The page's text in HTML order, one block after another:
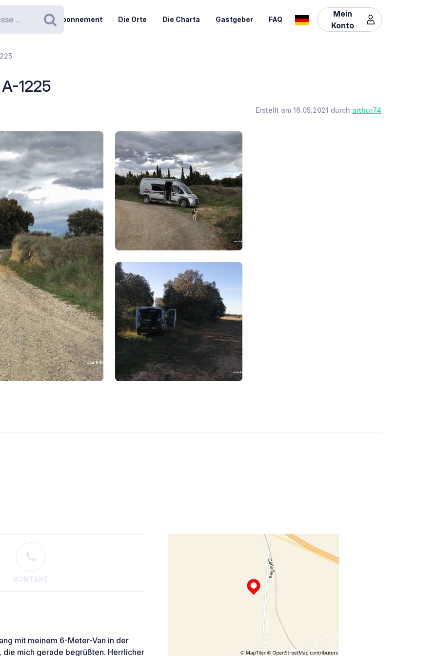
Suchen
Abonnement Die Orte Die Charta Gastgeber FAQ
Mein
Konto
1225
Erstellt am 16.05.2021 durch arthur74
KONTAKT
mit meinem 6-Meter-Van in der
die mich gerade begrüßten. Herrlicher